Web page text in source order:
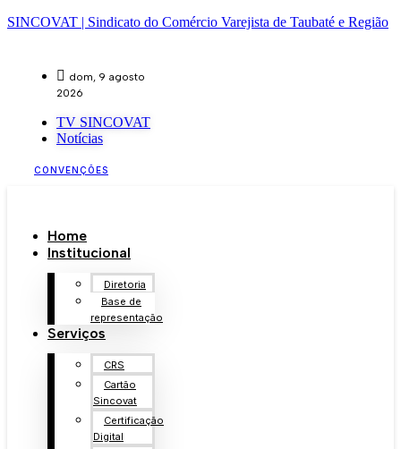
SINCOVAT | Sindicato do Comércio Varejista de Taubaté e Região
dom, 9 agosto
2026
TV SINCOVAT
Notícias
CONVENÇÕES
Home
Institucional
Diretoria
Base de
representação
Serviços
CRS
Cartão
Sincovat
Certificação
Digital